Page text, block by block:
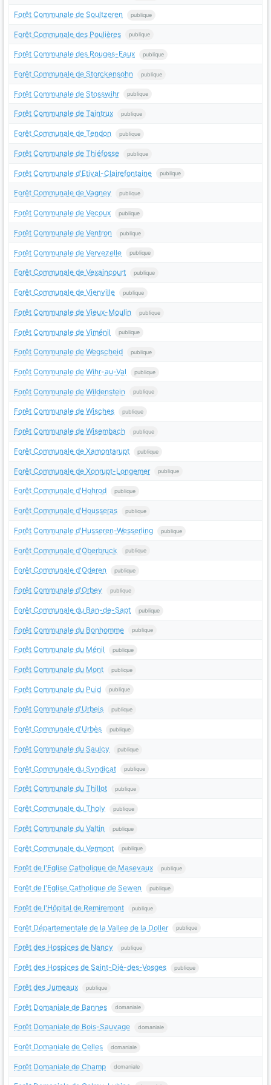
Forêt Communale de Soultzeren publique
Forêt Communale des Poulières publique
Forêt Communale des Rouges-Eaux publique
Forêt Communale de Storckensohn publique
Forêt Communale de Stosswihr publique
Forêt Communale de Taintrux publique
Forêt Communale de Tendon publique
Forêt Communale de Thiéfosse publique
Forêt Communale d'Etival-Clairefontaine publique
Forêt Communale de Vagney publique
Forêt Communale de Vecoux publique
Forêt Communale de Ventron publique
Forêt Communale de Vervezelle publique
Forêt Communale de Vexaincourt publique
Forêt Communale de Vienville publique
Forêt Communale de Vieux-Moulin publique
Forêt Communale de Viménil publique
Forêt Communale de Wegscheid publique
Forêt Communale de Wihr-au-Val publique
Forêt Communale de Wildenstein publique
Forêt Communale de Wisches publique
Forêt Communale de Wisembach publique
Forêt Communale de Xamontarupt publique
Forêt Communale de Xonrupt-Longemer publique
Forêt Communale d'Hohrod publique
Forêt Communale d'Housseras publique
Forêt Communale d'Husseren-Wesserling publique
Forêt Communale d'Oberbruck publique
Forêt Communale d'Oderen publique
Forêt Communale d'Orbey publique
Forêt Communale du Ban-de-Sapt publique
Forêt Communale du Bonhomme publique
Forêt Communale du Ménil publique
Forêt Communale du Mont publique
Forêt Communale du Puid publique
Forêt Communale d'Urbeis publique
Forêt Communale d'Urbès publique
Forêt Communale du Saulcy publique
Forêt Communale du Syndicat publique
Forêt Communale du Thillot publique
Forêt Communale du Tholy publique
Forêt Communale du Valtin publique
Forêt Communale du Vermont publique
Forêt de l'Eglise Catholique de Masevaux publique
Forêt de l'Eglise Catholique de Sewen publique
Forêt de l'Hôpital de Remiremont publique
Forêt Départementale de la Vallee de la Doller publique
Forêt des Hospices de Nancy publique
Forêt des Hospices de Saint-Dié-des-Vosges publique
Forêt des Jumeaux publique
Forêt Domaniale de Bannes domaniale
Forêt Domaniale de Bois-Sauvage domaniale
Forêt Domaniale de Celles domaniale
Forêt Domaniale de Champ domaniale